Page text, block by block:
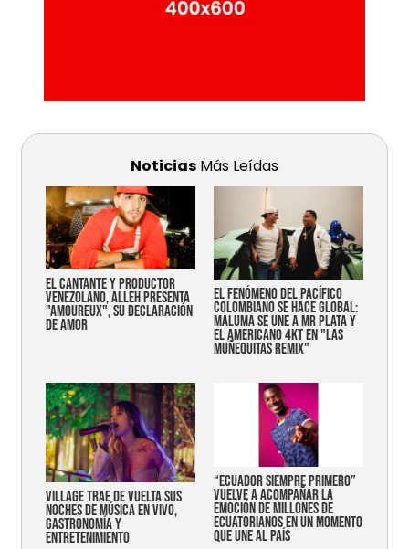
Noticias Más Leídas
EL CANTANTE Y PRODUCTOR
VENEZOLANO, ALLEH PRESENTA
"AMOUREUX", SU DECLARACIÓN
DE AMOR
EL FENÓMENO DEL PACÍFICO
COLOMBIANO SE HACE GLOBAL:
MALUMA SE UNE A MR PLATA Y
EL AMERICANO 4KT EN "LAS
MUÑEQUITAS REMIX"
Village trae de vuelta sus
noches de música en vivo,
gastronomía y
entretenimiento
“Ecuador siempre primero”
vuelve a acompañar la
emoción de millones de
ecuatorianos en un momento
que une al país